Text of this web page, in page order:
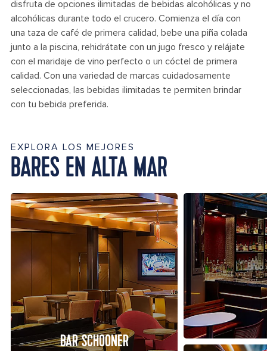
disfruta de opciones ilimitadas de bebidas alcohólicas y no
alcohólicas durante todo el crucero. Comienza el día con
una taza de café de primera calidad, bebe una piña colada
junto a la piscina, rehidrátate con un jugo fresco y relájate
con el maridaje de vino perfecto o un cóctel de primera
calidad. Con una variedad de marcas cuidadosamente
seleccionadas, las bebidas ilimitadas te permiten brindar
con tu bebida preferida.
EXPLORA LOS MEJORES
BARES EN ALTA MAR
BAR SCHOONER